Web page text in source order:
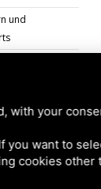
und
|Sitemap
with your
you want to
cookies other